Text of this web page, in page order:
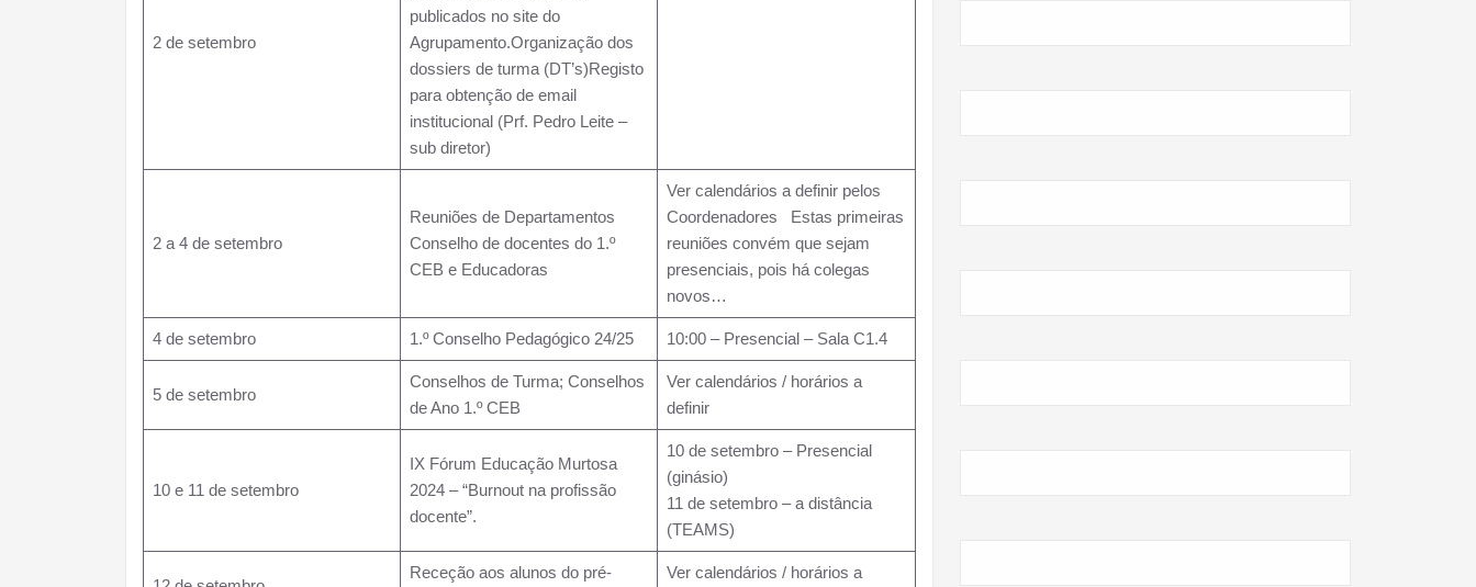
2 de setembro
publicados no site do
Agrupamento.Organização dos
dossiers de turma (DT’s)Registo
para obtenção de email
institucional (Prf. Pedro Leite –
sub diretor)
2 a 4 de setembro
Reuniões de Departamentos
Conselho de docentes do 1.º
CEB e Educadoras
Ver calendários a definir pelos
Coordenadores Estas primeiras
reuniões convém que sejam
presenciais, pois há colegas
novos…
4 de setembro 1.º Conselho Pedagógico 24/25 10:00 – Presencial – Sala C1.4
5 de setembro
Conselhos de Turma; Conselhos
de Ano 1.º CEB
Ver calendários / horários a
definir
10 e 11 de setembro
IX Fórum Educação Murtosa
2024 – “Burnout na profissão
docente”.
10 de setembro – Presencial
(ginásio)
11 de setembro – a distância
(TEAMS)
Receção aos alunos do pré-
Ver calendários / horários a